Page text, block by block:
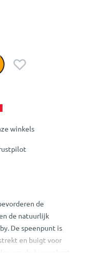
winkels
de
de natuurlijk
De speenpunt is
en buigt voor